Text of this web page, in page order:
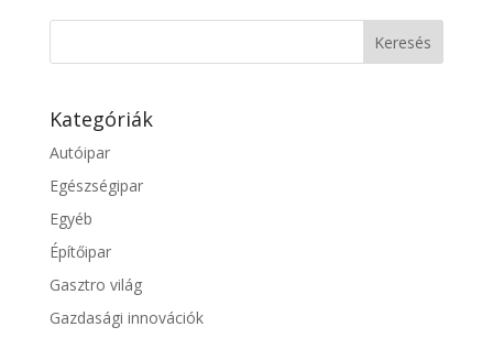
Kategóriák
Autóipar
Egészségipar
Egyéb
Építőipar
Gasztro világ
Gazdasági innovációk